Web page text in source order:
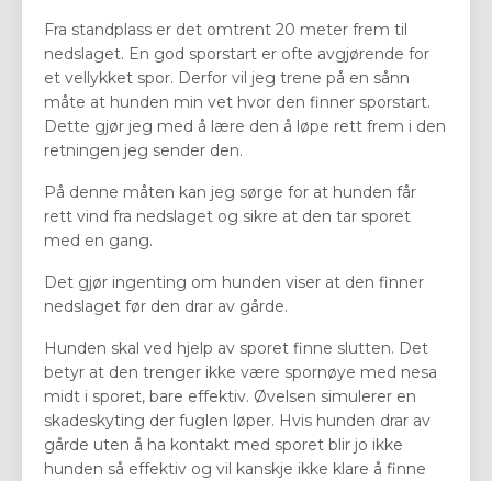
Fra standplass er det omtrent 20 meter frem til
nedslaget. En god sporstart er ofte avgjørende for
et vellykket spor. Derfor vil jeg trene på en sånn
måte at hunden min vet hvor den finner sporstart.
Dette gjør jeg med å lære den å løpe rett frem i den
retningen jeg sender den.
På denne måten kan jeg sørge for at hunden får
rett vind fra nedslaget og sikre at den tar sporet
med en gang.
Det gjør ingenting om hunden viser at den finner
nedslaget før den drar av gårde.
Hunden skal ved hjelp av sporet finne slutten. Det
betyr at den trenger ikke være spornøye med nesa
midt i sporet, bare effektiv. Øvelsen simulerer en
skadeskyting der fuglen løper. Hvis hunden drar av
gårde uten å ha kontakt med sporet blir jo ikke
hunden så effektiv og vil kanskje ikke klare å finne